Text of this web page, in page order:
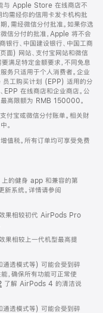
与 Apple Store 在线商店不
需经你的信用卡发卡机构批
，需经微信分付批准。如果你选
信分付的批准，Apple 将不会
行、中国建设银行、中国工商
面) 网站、支付宝网站和微信
满足特定金额要求，不同免息
务只适用于个人消费者。企业
员工购买计划 (EPP) 适用的分
EPP 在线商店和企业商店。公
最高限额为 RMB 150000。
付宝或微信分付账单。相关财
。
值税。所有订单均可享受免费
的健身 app 和兼容的第
系统。详情请参阅
果相较初代 AirPods Pro
相较上一代机型最高提
通透模式等) 可能会受到碎
，确保所有功能可正常使
了解 AirPods 4 的清洁说
通透模式等) 可能会受到碎